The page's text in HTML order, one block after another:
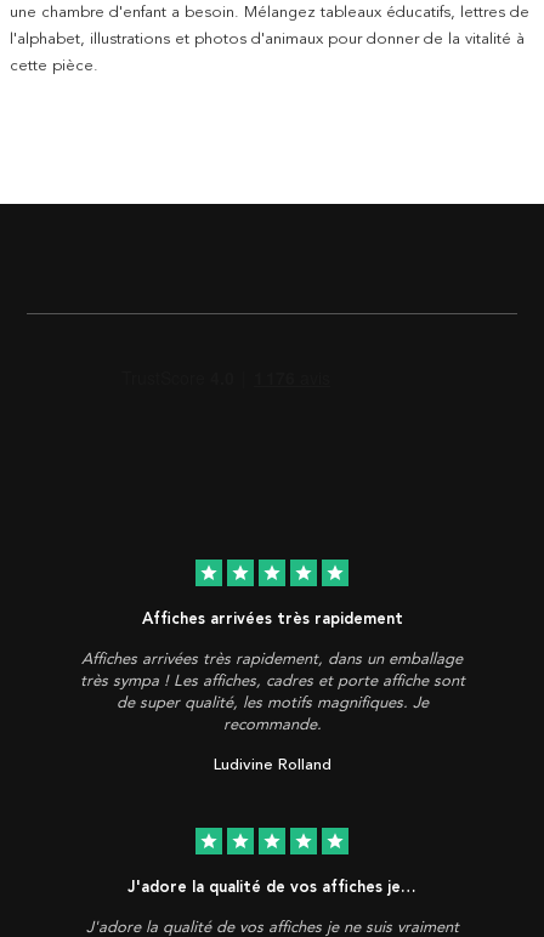
une chambre d'enfant a besoin. Mélangez tableaux éducatifs, lettres de
l'alphabet, illustrations et photos d'animaux pour donner de la vitalité à
cette pièce.
star star star star star
Affiches arrivées très rapidement
Affiches arrivées très rapidement, dans un emballage
très sympa ! Les affiches, cadres et porte affiche sont
de super qualité, les motifs magnifiques. Je
recommande.
Ludivine Rolland
star star star star star
J'adore la qualité de vos affiches je…
J'adore la qualité de vos affiches je ne suis vraiment